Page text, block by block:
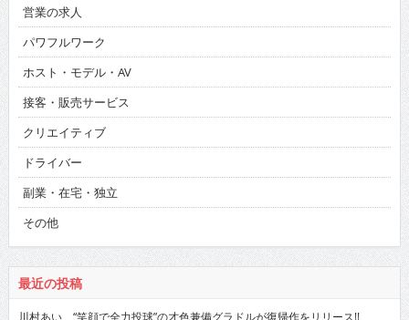
営業の求人
パワフルワーク
ホスト・モデル・AV
接客・販売サービス
クリエイティブ
ドライバー
副業・在宅・独立
その他
最近の投稿
川村あい “笑顔で全力投球”の才色兼備グラドルが復帰作をリリース!!